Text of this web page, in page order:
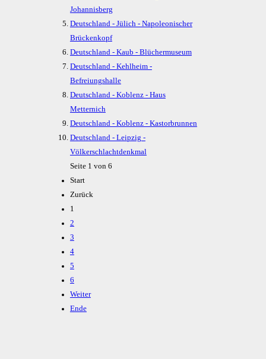
Johannisberg
Deutschland - Jülich - Napoleonischer
Brückenkopf
Deutschland - Kaub - Blüchermuseum
Deutschland - Kehlheim -
Befreiungshalle
Deutschland - Koblenz - Haus
Metternich
Deutschland - Koblenz - Kastorbrunnen
Deutschland - Leipzig -
Völkerschlachtdenkmal
Seite 1 von 6
Start
Zurück
1
2
3
4
5
6
Weiter
Ende